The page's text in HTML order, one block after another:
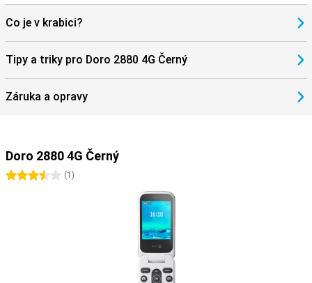
Co je v krabici?
Tipy a triky pro Doro 2880 4G Černý
Záruka a opravy
Doro 2880 4G Černý
3.5 hvězdičky
(1 )